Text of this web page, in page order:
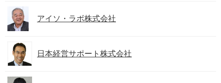
アイソ・ラボ株式会社
日本経営サポート株式会社